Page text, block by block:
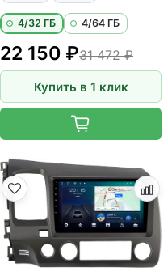
4/32 ГБ 4/64 ГБ
22 150 ₽31 472 ₽
Купить в 1 клик